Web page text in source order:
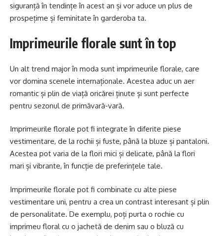
siguranță în tendințe în acest an și vor aduce un plus de
prospețime și feminitate în garderoba ta.
Imprimeurile florale sunt în top
Un alt trend major în moda sunt imprimeurile florale, care
vor domina scenele internaționale. Acestea aduc un aer
romantic și plin de viață oricărei ținute și sunt perfecte
pentru sezonul de primăvară-vară.
Imprimeurile florale pot fi integrate în diferite piese
vestimentare, de la rochii și fuste, până la bluze și pantaloni.
Acestea pot varia de la flori mici și delicate, până la flori
mari și vibrante, în funcție de preferințele tale.
Imprimeurile florale pot fi combinate cu alte piese
vestimentare uni, pentru a crea un contrast interesant și plin
de personalitate. De exemplu, poți purta o rochie cu
imprimeu floral cu o jachetă de denim sau o bluză cu